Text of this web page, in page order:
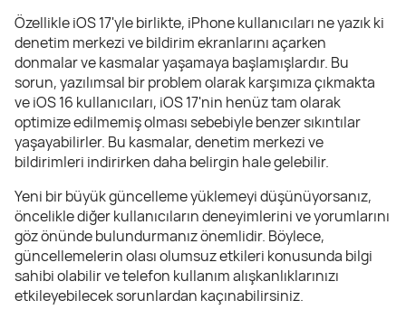
Özellikle iOS 17'yle birlikte, iPhone kullanıcıları ne yazık ki
denetim merkezi ve bildirim ekranlarını açarken
donmalar ve kasmalar yaşamaya başlamışlardır. Bu
sorun, yazılımsal bir problem olarak karşımıza çıkmakta
ve iOS 16 kullanıcıları, iOS 17'nin henüz tam olarak
optimize edilmemiş olması sebebiyle benzer sıkıntılar
yaşayabilirler. Bu kasmalar, denetim merkezi ve
bildirimleri indirirken daha belirgin hale gelebilir.
Yeni bir büyük güncelleme yüklemeyi düşünüyorsanız,
öncelikle diğer kullanıcıların deneyimlerini ve yorumlarını
göz önünde bulundurmanız önemlidir. Böylece,
güncellemelerin olası olumsuz etkileri konusunda bilgi
sahibi olabilir ve telefon kullanım alışkanlıklarınızı
etkileyebilecek sorunlardan kaçınabilirsiniz.